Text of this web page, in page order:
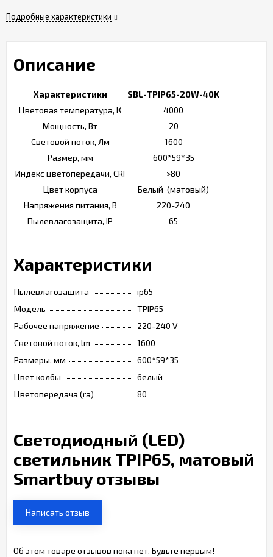
Подробные характеристики
Описание
Характеристики
SBL-TPIP65-20W-40K
Цветовая температура, К
4000
Мощность, Вт
20
Световой поток, Лм
1600
Размер, мм
600*59*35
Индекс цветопередачи, CRI
>80
Цвет корпуса
Белый (матовый)
Напряжения питания, В
220-240
Пылевлагозащита, IP
65
Характеристики
Пылевлагозащита
ip65
Модель
TPIP65
Рабочее напряжение
220-240 V
Световой поток, lm
1600
Размеры, мм
600*59*35
Цвет колбы
белый
Цветопередача (ra)
80
Светодиодный (LED)
светильник TPIP65, матовый
Smartbuy отзывы
Написать отзыв
Об этом товаре отзывов пока нет. Будьте первым!